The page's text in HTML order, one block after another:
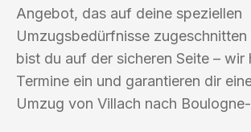
Angebot, das auf deine speziellen
Umzugsbedürfnisse
bist du auf der sicheren Seite – wir
Termine ein und garantieren dir
Umzug von Villach nach